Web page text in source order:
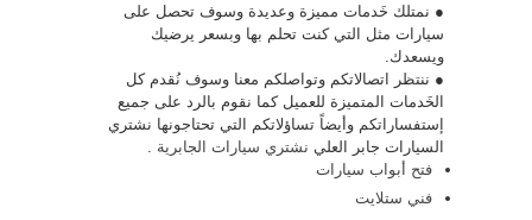
● نمتلك خَدمات مميزة وعديدة وسوف تحصل على
سيارات مثل التي كنت تحلم بها وبسعر يرضيك
ويسعدك.
● ننتظر اتصالاتكم وتواصلكم معنا وسوف نُقدم كل
الخَدمات المتميزة للعميل كما نقوم بالرد على جميع
إستفساراتكم وأيضاً تساؤلاتكم التي تحتاجونها نشتري
السيارات جابر العلي نشتري سيارات الجابرية .
فتح أبواب سيارات
فني ستلايت